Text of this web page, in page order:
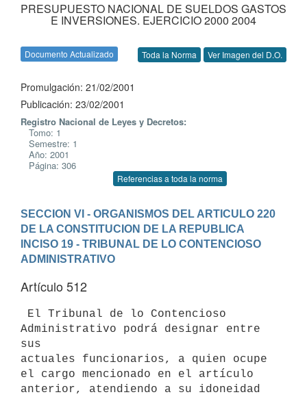
PRESUPUESTO NACIONAL DE SUELDOS GASTOS
E INVERSIONES. EJERCICIO 2000 2004
Documento Actualizado Toda la Norma Ver Imagen del D.O.
Promulgación: 21/02/2001
Publicación: 23/02/2001
Registro Nacional de Leyes y Decretos:
Tomo: 1
Semestre: 1
Año: 2001
Página: 306
Referencias a toda la norma
SECCION VI - ORGANISMOS DEL ARTICULO 220
DE LA CONSTITUCION DE LA REPUBLICA
INCISO 19 - TRIBUNAL DE LO CONTENCIOSO
ADMINISTRATIVO
Artículo 512
Administrativo podrá designar entre
sus
actuales funcionarios, a quien ocupe
el cargo mencionado en el artículo
anterior, atendiendo a su idoneidad